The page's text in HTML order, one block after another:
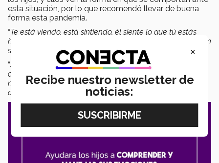
esta situación, por lo que recomendó llevar de buena
forma esta pandemia.
“Te está viendo, está sintiendo, él siente lo que tú estás
haciendo y él adopta, él copia las cosas y las incorpora en
su sistema de creencias.
“Somos ejemplo, y en la medida que nosotros estemos
dispuestos a cuidar también de nuestras emociones o de
nuestro estado emocional, vamos a comunicar eso a los
chavos
×
Recibe nuestro newsletter de
noticias: